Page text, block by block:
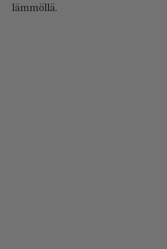
lämmöllä.